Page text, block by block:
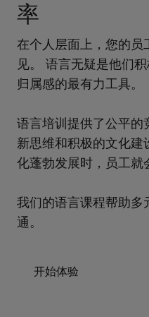
率
在个人层面上，您的员
见。 语言无疑是他们
归属感的最有力工具。
语言培训提供了公平的
新思维和积极的文化建
化蓬勃发展时，员工就
我们的语言课程帮助多
通。
开始体验